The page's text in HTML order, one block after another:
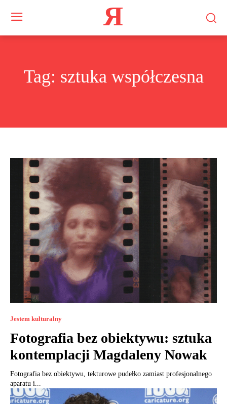
Я
Tag: sztuka współczesna
Jestem kulturalny
Fotografia bez obiektywu: sztuka
kontemplacji Magdaleny Nowak
Fotografia bez obiektywu, tekturowe pudełko zamiast profesjonalnego
aparatu i...